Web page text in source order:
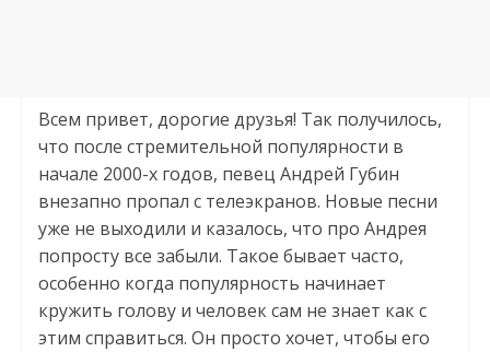
Всем привет, дорогие друзья! Так получилось,
что после стремительной популярности в
начале 2000-х годов, певец Андрей Губин
внезапно пропал с телеэкранов. Новые песни
уже не выходили и казалось, что про Андрея
попросту все забыли. Такое бывает часто,
особенно когда популярность начинает
кружить голову и человек сам не знает как с
этим справиться. Он просто хочет, чтобы его